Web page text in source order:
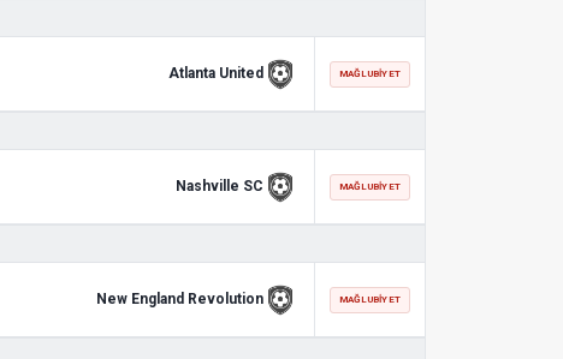
Atlanta United MAĞLUBIYET
Nashville SC MAĞLUBIYET
New England Revolution MAĞLUBIYET